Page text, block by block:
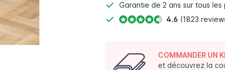
Garantie de 2 ans sur tous les
4.6 (1823
COMMANDER UN
et découvrez la